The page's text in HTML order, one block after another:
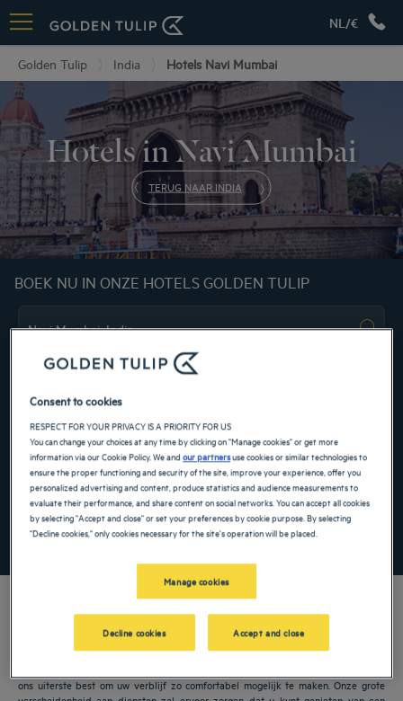
NL/€
Golden Tulip India Hotels Navi Mumbai
Hotels in Navi Mumbai
TERUG NAAR INDIA
BOEK NU IN ONZE HOTELS GOLDEN TULIP
ZOEK EEN HOTEL
Voeg kortingscode toe
Onze Golden Tulip hotels verwelkomen u in Navi Mumbai. Restaurants,
ons uiterste best om uw verblijf zo comfortabel mogelijk te maken. Onze grote
Consent to cookies
RESPECT FOR YOUR PRIVACY IS A PRIORITY FOR US
You can change your choices at any time by clicking on "Manage cookies" or get more
information via our Cookie Policy. We andour partnersuse cookies or similar technologies to
ensure the proper functioning and security of the site, improve your experience, offer you
personalized advertising and content, produce statistics and audience measurements to
evaluate their performance, and share content on social networks. You can accept all cookies
by selecting "Accept and close" or set your preferences by cookie purpose. By selecting
"Decline cookies," only cookies necessary for the site's operation will be placed.
Manage cookies
Decline cookies Accept and close